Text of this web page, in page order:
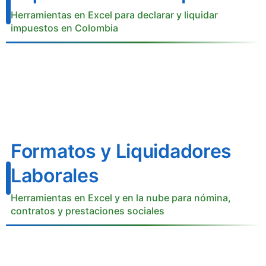
Herramientas en Excel para declarar y liquidar
impuestos en Colombia
Formatos y Liquidadores
Laborales
Herramientas en Excel y en la nube para nómina,
contratos y prestaciones sociales